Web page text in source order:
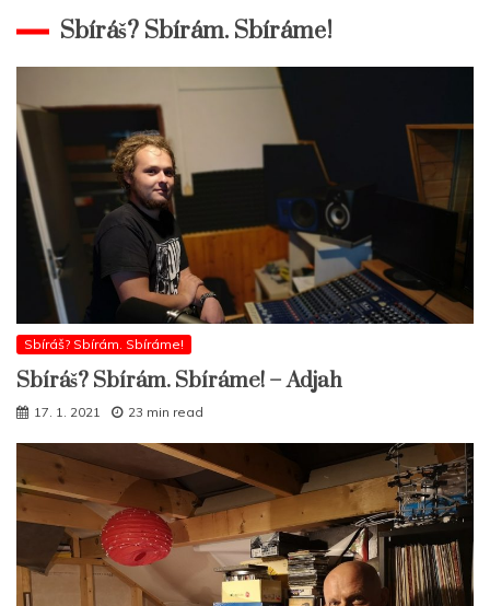
Sbíráš? Sbírám. Sbíráme!
Sbíráš? Sbírám. Sbíráme!
Sbíráš? Sbírám. Sbíráme! – Adjah
17. 1. 2021 23 min read